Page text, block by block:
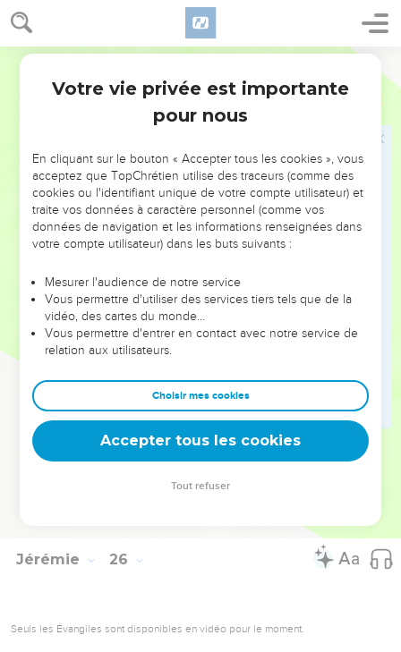
Jérémie 25
terre, un terrible ouragan se lève. »
33 Ce jour-là, les victimes frappées par l’Eternel resteront sur
ne les recueillera pas pour les mettre au tombeau. Ils
deviendront du fumier sur le sol.
sur le sol, vous puissants du troupeau, car le jour du
massacre est arrivé pour vous. Vous tomberez et vous serez
brisés comme on brise un beau vase.
Alors les bergers perdront tout refuge ; les puissants du
troupeau n’auront plus aucun moyen d’échapper.
On entend les clameurs poussées par les bergers, et les
lamentations des puissants du troupeau, car l’Eternel
dévaste leurs pâturages.
Sous l’effet de son ardente colère, les paisibles enclos
Il quitte sa retraite comme un jeune lion. Leur pays
deviendra une étendue déserte à cause de l’épée des
oppresseurs, et de leur ardente colère.
La Bible Du Semeur Copyright © 1992, 1999 by Biblica, Inc.® Used by permission.
Jérémie 26
Seuls les Évangiles sont disponibles en vidéo pour le moment.
Votre vie privée est importante
pour nous
En cliquant sur le bouton « Accepter tous les cookies », vous
acceptez que TopChrétien utilise des traceurs (comme des
cookies ou l'identifiant unique de votre compte utilisateur) et
traite vos données à caractère personnel (comme vos
données de navigation et les informations renseignées dans
votre compte utilisateur) dans les buts suivants :
Mesurer l'audience de notre service
Vous permettre d'utiliser des services tiers tels que de la
vidéo, des cartes du monde…
Vous permettre d'entrer en contact avec notre service de
relation aux utilisateurs.
Choisir mes cookies
Accepter tous les cookies
Tout refuser